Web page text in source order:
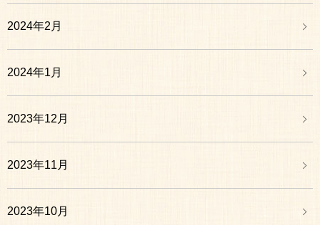
2024年2月
2024年1月
2023年12月
2023年11月
2023年10月